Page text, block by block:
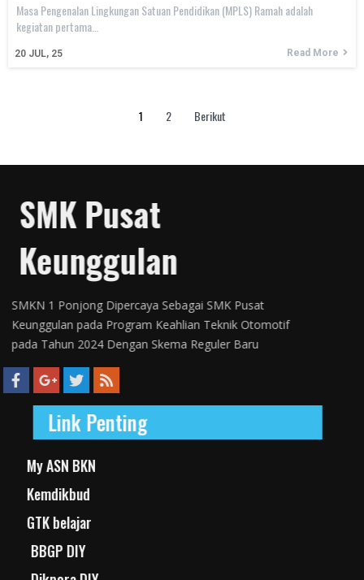
20 JUL, 25
Masa Pengenalan Lingkungan Satuan Pendidikan (MPLS) Ramah adalah
kegiatan pertama…
Read More
1 2 Berikut
SMK Pusat
Keunggulan
SMKN 1 Ponjong Dipercaya Sebagai SMK Pusat
Keunggulan pada Program Keahlian Teknik Otomotif
pada Tahun 2024 Dengan Skema Reguler Baru
Link Penting
My ASN BKN
Kemdikbud
GTK belajar
BBGP DIY